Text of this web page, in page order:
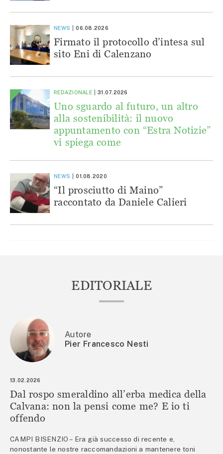
NEWS 06.08.2026
Firmato il protocollo d’intesa sul
sito Eni di Calenzano
REDAZIONALE 31.07.2026
Uno sguardo al futuro, un altro
alla sostenibilità: il nuovo
appuntamento con “Estra Notizie”
vi spiega come
NEWS 01.08.2020
“Il prosciutto di Maino”
raccontato da Daniele Calieri
EDITORIALE
Autore
Pier Francesco Nesti
13.02.2026
Dal rospo smeraldino all’erba medica della
Calvana: non la pensi come me? E io ti
offendo
CAMPI BISENZIO – Era già successo di recente e,
nonostante le nostre raccomandazioni a mantenere toni